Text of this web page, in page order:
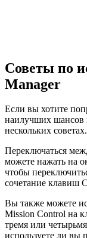
Советы по
Manager
Если вы хотите
наилучших шансов
нескольких советах.
Переключаться
можете нажать на
чтобы
сочетание клавиш
Вы также можете
Mission Control на
тремя или
используете ли вы